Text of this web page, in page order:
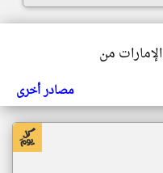
من
مصادر أخرى